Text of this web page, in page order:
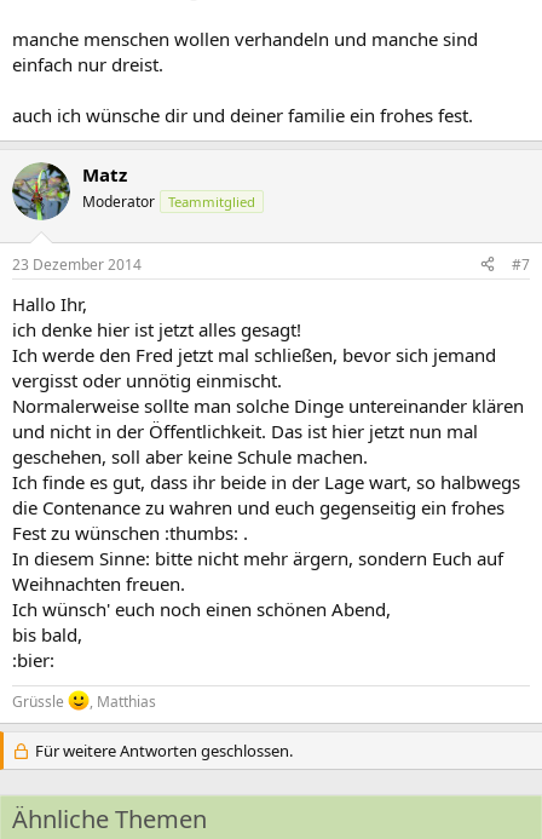
manche menschen wollen verhandeln und manche sind
einfach nur dreist.
auch ich wünsche dir und deiner familie ein frohes fest.
Matz
Moderator Teammitglied
23 Dezember 2014 #7
Hallo Ihr,
ich denke hier ist jetzt alles gesagt!
Ich werde den Fred jetzt mal schließen, bevor sich jemand
vergisst oder unnötig einmischt.
Normalerweise sollte man solche Dinge untereinander klären
und nicht in der Öffentlichkeit. Das ist hier jetzt nun mal
geschehen, soll aber keine Schule machen.
Ich finde es gut, dass ihr beide in der Lage wart, so halbwegs
die Contenance zu wahren und euch gegenseitig ein frohes
Fest zu wünschen :thumbs: .
In diesem Sinne: bitte nicht mehr ärgern, sondern Euch auf
Weihnachten freuen.
Ich wünsch' euch noch einen schönen Abend,
bis bald,
:bier:
Grüssle , Matthias
Für weitere Antworten geschlossen.
Ähnliche Themen